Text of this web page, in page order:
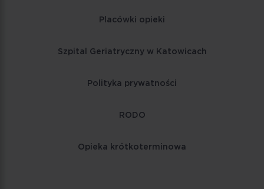
Placówki opieki
Szpital Geriatryczny w Katowicach
Polityka prywatności
RODO
Opieka krótkoterminowa